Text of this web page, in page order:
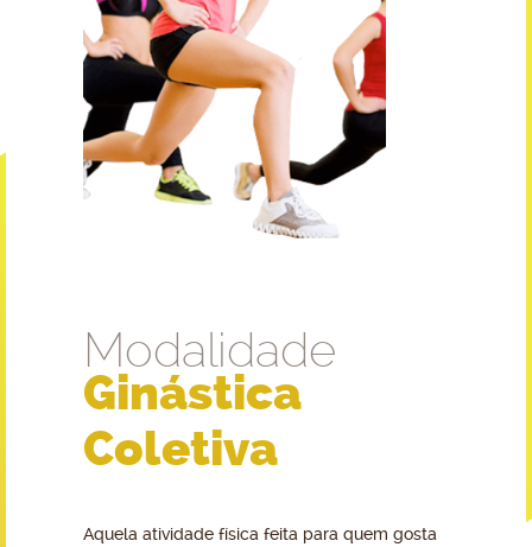
Modalidade
Ginástica
Coletiva
Aquela atividade física feita para quem gosta